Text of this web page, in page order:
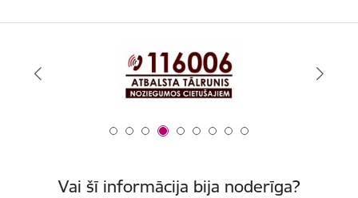
Vai šī informācija bija noderīga?